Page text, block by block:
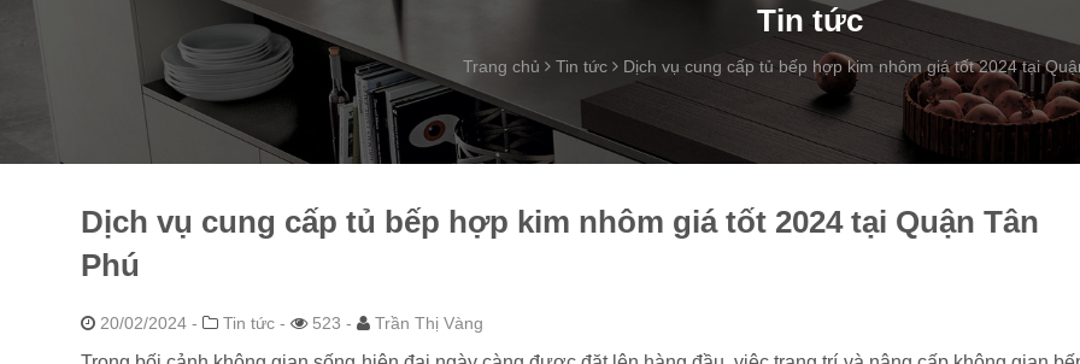
Tin tức
Trang chủ Tin tức Dịch vụ cung cấp tủ bếp hợp kim nhôm giá tốt 2024 tại
Dịch vụ cung cấp tủ bếp hợp kim nhôm giá tốt 2024 tại Quận Tân
Phú
20/02/2024 - Tin tức - 523 - Trần Thị Vàng